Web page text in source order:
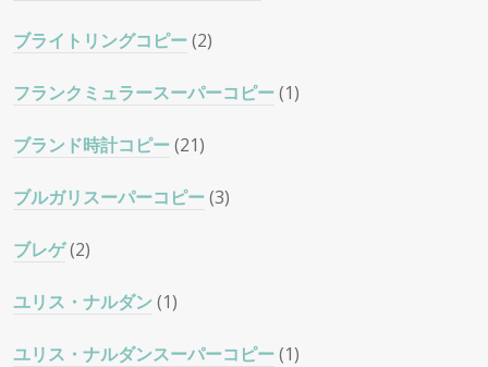
ブライトリングコピー(2)
フランクミュラースーパーコピー(1)
ブランド時計コピー(21)
ブルガリスーパーコピー(3)
ブレゲ(2)
ユリス・ナルダン (1)
ユリス・ナルダンスーパーコピー(1)